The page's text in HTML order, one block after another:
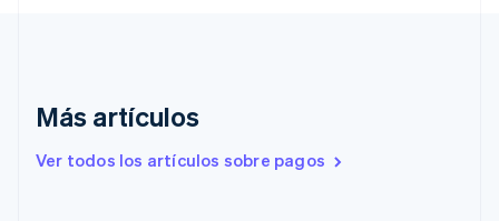
Más artículos
Ver todos los artículos sobre pagos
Eslovaquia
Eslovenia